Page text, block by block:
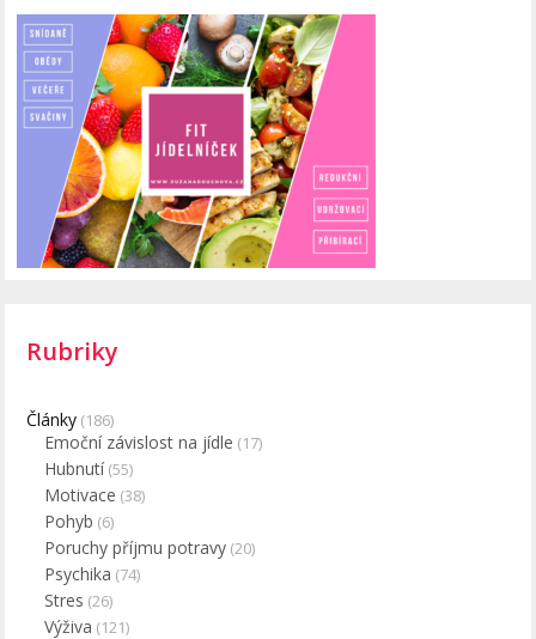
Rubriky
Články (186)
Emoční závislost na jídle (17)
Hubnutí(55)
Motivace (38)
Pohyb (6)
Poruchy příjmu potravy (20)
Psychika (74)
Stres (26)
Výživa (121)